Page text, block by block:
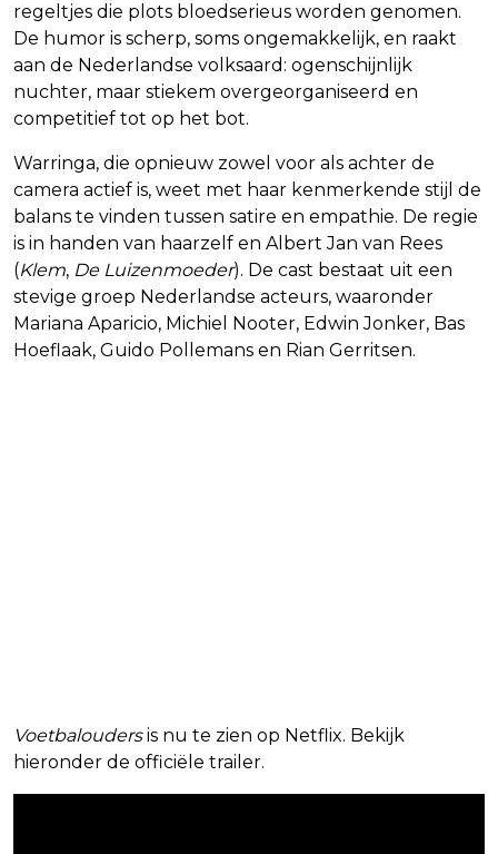
regeltjes die plots bloedserieus worden genomen.
De humor is scherp, soms ongemakkelijk, en raakt
aan de Nederlandse volksaard: ogenschijnlijk
nuchter, maar stiekem overgeorganiseerd en
competitief tot op het bot.
Warringa, die opnieuw zowel voor als achter de
camera actief is, weet met haar kenmerkende stijl de
balans te vinden tussen satire en empathie. De regie
is in handen van haarzelf en Albert Jan van Rees
(Klem, De Luizenmoeder). De cast bestaat uit een
stevige groep Nederlandse acteurs, waaronder
Mariana Aparicio, Michiel Nooter, Edwin Jonker, Bas
Hoeflaak, Guido Pollemans en Rian Gerritsen.
Voetbaloudersis nu te zien op Netflix. Bekijk
hieronder de officiële trailer.